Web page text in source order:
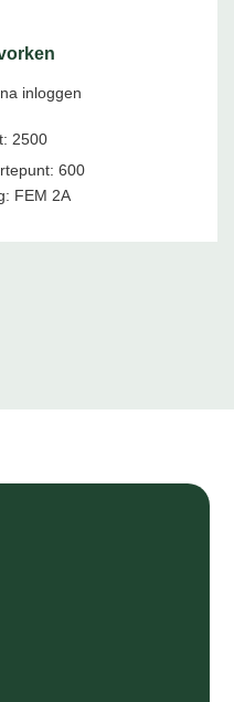
inloggen
2500
600
FEM 2A